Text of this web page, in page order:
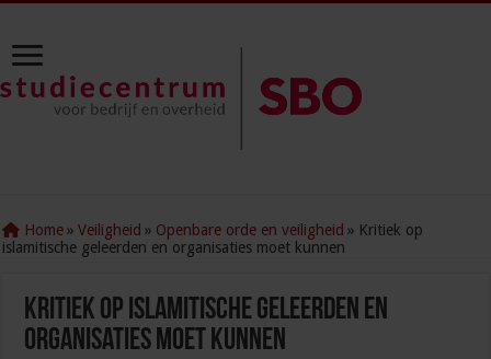
Home » Veiligheid » Openbare orde en veiligheid » Kritiek op
islamitische geleerden en organisaties moet kunnen
Kritiek op islamitische geleerden en
organisaties moet kunnen